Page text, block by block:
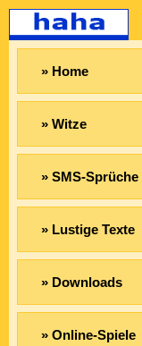
» Home
» Witze
» SMS-Sprüche
» Lustige Texte
» Downloads
» Online-Spiele